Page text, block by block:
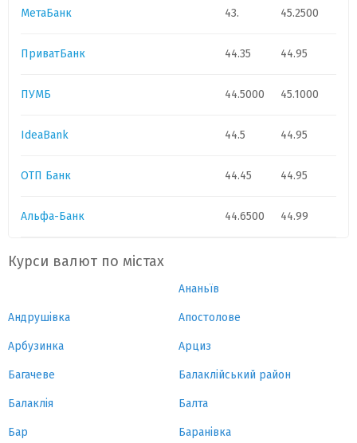
МетаБанк 43. 45.2500
ПриватБанк 44.35 44.95
ПУМБ 44.5000 45.1000
IdeaBank 44.5 44.95
ОТП Банк 44.45 44.95
Альфа-Банк 44.6500 44.99
Курси валют по містах
Ананьїв
Андрушівка Апостолове
Арбузинка Арциз
Багачеве Балаклійський район
Балаклія Балта
Бар Баранівка